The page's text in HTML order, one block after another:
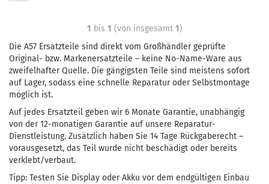
1 bis 1 (von insgesamt 1)
Die A57 Ersatzteile sind direkt vom Großhändler geprüfte
Original- bzw. Markenersatzteile – keine No-Name-Ware aus
zweifelhafter Quelle. Die gängigsten Teile sind meistens sofort
auf Lager, sodass eine schnelle Reparatur oder Selbstmontage
möglich ist.
Auf jedes Ersatzteil geben wir 6 Monate Garantie, unabhängig
von der 12-monatigen Garantie auf unsere Reparatur-
Dienstleistung. Zusätzlich haben Sie 14 Tage Rückgaberecht –
vorausgesetzt, das Teil wurde nicht beschädigt oder bereits
verklebt/verbaut.
Tipp: Testen Sie Display oder Akku vor dem endgültigen Einbau